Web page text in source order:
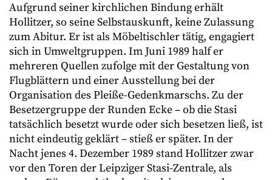
Aufgrund seiner kirchlichen Bindung erhält
Hollitzer, so seine Selbstauskunft, keine Zulassung
zum Abitur. Er ist als Möbeltischler tätig, engagiert
sich in Umweltgruppen. Im Juni 1989 half er
mehreren Quellen zufolge mit der Gestaltung von
Flugblättern und einer Ausstellung bei der
Organisation des Pleiße-Gedenkmarschs. Zu der
Besetzergruppe der Runden Ecke – ob die Stasi
tatsächlich besetzt wurde oder sich besetzen ließ, ist
nicht eindeutig geklärt – stieß er später. In der
Nacht jenes 4. Dezember 1989 stand Hollitzer zwar
vor den Toren der Leipziger Stasi-Zentrale, als